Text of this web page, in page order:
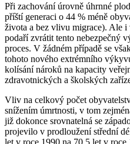
Při zachování úrovně úhrnné
příští generaci o 44 % méně
života a bez vlivu migrace). Ale i
podaří zvrátit tento nebezpečný
proces. V žádném případě se
tohoto nového extrémního
kolísání nároků na kapacity
zdravotnických a školských
Vliv na celkový počet
snížením úmrtnosti, v tom
již dokonce srovnatelná se
projevilo v prodloužení střední
let v roce 1990 na 70,5 let v roce